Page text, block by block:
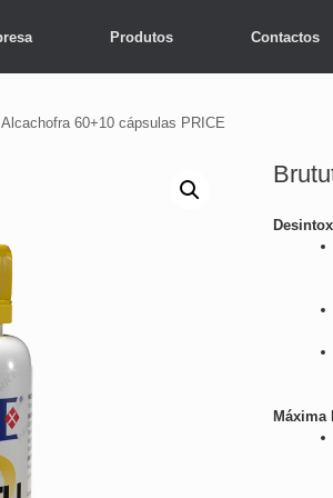
Produtos Contactos
60+10 cápsulas PRICE
Máxima